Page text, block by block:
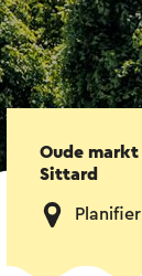
Oude markt
Sittard